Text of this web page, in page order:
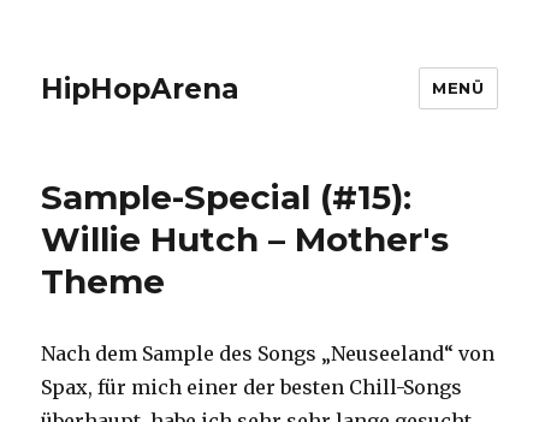
HipHopArena MENÜ
Sample-Special (#15):
Willie Hutch – Mother's
Theme
Nach dem Sample des Songs „Neuseeland“ von
Spax, für mich einer der besten Chill-Songs